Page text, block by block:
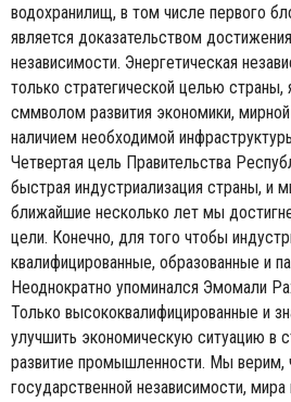
водохранилищ, в том числе первого
является доказательством
независимости. Энергетическая
только стратегической целью страны,
сммволом развития экономики,
наличием необходимой
Четвертая цель Правительства
быстрая индустриализация страны, и
ближайшие несколько лет мы
цели. Конечно, для того чтобы
квалифицированные, образованные и
Неоднократно упоминался Эмомали
Только высококвалифицированные и
улучшить экономическую ситуацию в
развитие промышленности. Мы верим,
государственной независимости,